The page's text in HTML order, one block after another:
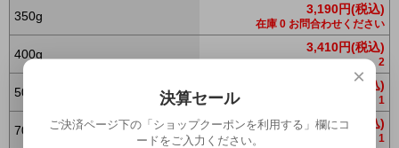
350g 3,190円(税込)
在庫 0 お問合わせください
400g 3,410円(税込)
2
500g 3,630円(税込)
1
700g 4,510円(税込)
1
×
決算セール
ご決済ページ下の「ショップクーポンを利用する」欄にコ
ードをご入力ください。